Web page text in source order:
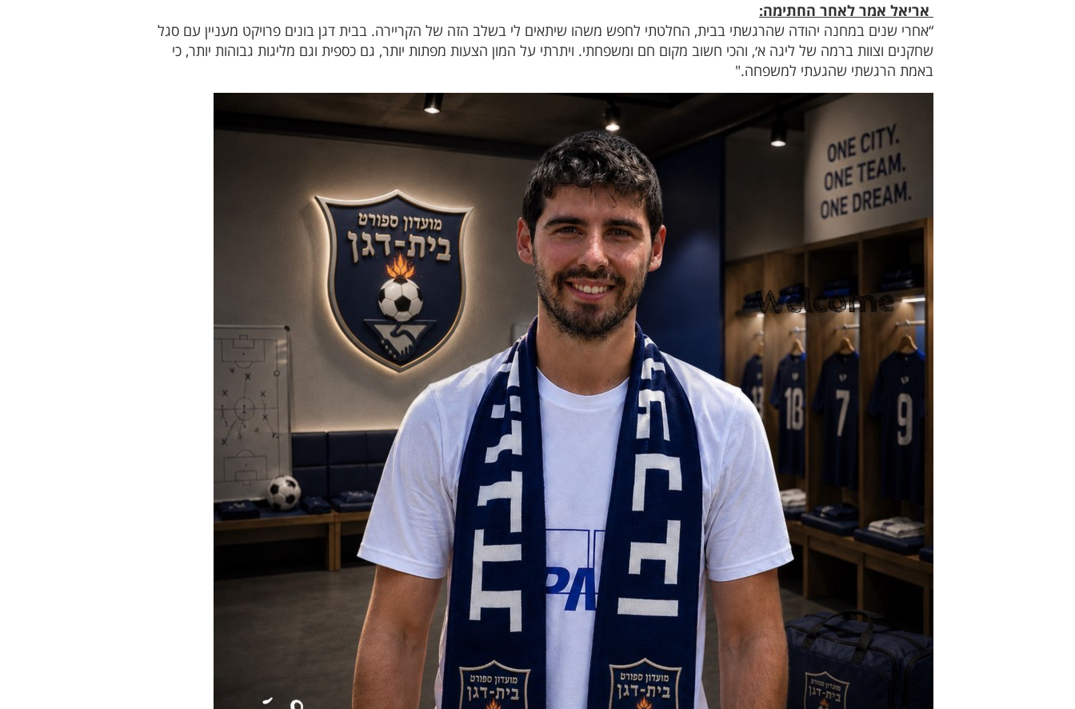
אריאל אמר לאחר החתימה:
“אחרי שנים במחנה יהודה שהרגשתי בבית, החלטתי לחפש משהו שיתאים לי בשלב הזה של הקריירה. בבית דגן בונים פרויקט מעניין עם סגל
שחקנים וצוות ברמה של ליגה א׳, והכי חשוב מקום חם ומשפחתי. ויתרתי על המון הצעות מפתות יותר, גם כספית וגם מליגות גבוהות יותר, כי
באמת הרגשתי שהגעתי למשפחה."